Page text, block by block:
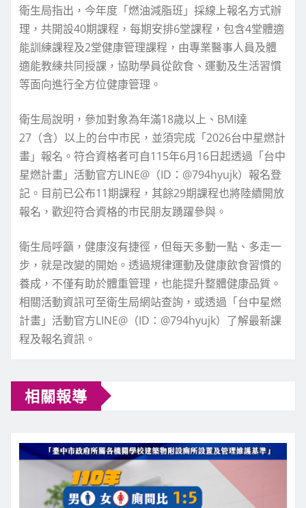
衛生局指出，今年度「燃油減脂班」採線上報名方式辦
理，共開設40期課程，每期安排6堂課程，包含4堂體適
能訓練課程及2堂健康管理課程，由專業醫事人員及體
適能教練共同授課，協助學員從飲食、運動及生活習慣
等面向進行全方位健康管理。
衛生局說明，參加對象為年滿18歲以上、BMI達
27（含）以上的台中市民，並須完成「2026台中星燃計
畫」報名。符合資格者可自115年6月16日起透過「台中
星燃計畫」活動官方LINE@（ID：@794hyujk）報名登
記。目前已公布11期課程，其餘29期課程也將陸續開放
報名，歡迎符合資格的市民朋友踴躍參與。
衛生局呼籲，健康沒有捷徑，但每天多動一點、多走一
步，就是改變的開始。透過規律運動及健康飲食習慣的
養成，不僅有助於體重管理，也能提升整體健康品質。
相關活動資訊可至衛生局網站查詢，或透過「台中星燃
計畫」活動官方LINE@（ID：@794hyujk）了解最新課
程及報名資訊。
相關報導